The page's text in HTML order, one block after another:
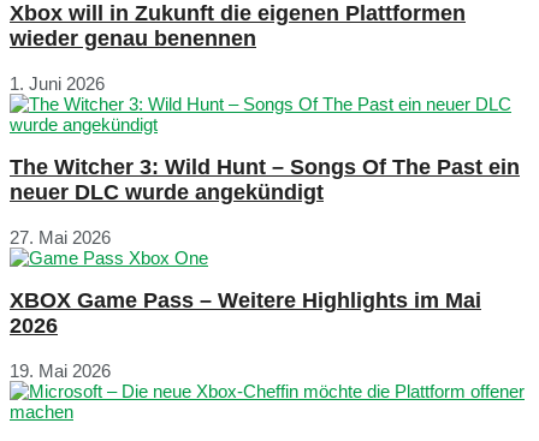
Xbox will in Zukunft die eigenen Plattformen
wieder genau benennen
1. Juni 2026
The Witcher 3: Wild Hunt – Songs Of The Past ein
neuer DLC wurde angekündigt
27. Mai 2026
XBOX Game Pass – Weitere Highlights im Mai
2026
19. Mai 2026